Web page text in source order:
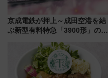
京成電鉄が押上～成田空港を結
ぶ新型有料特急「3900形」のコ
募集も実施